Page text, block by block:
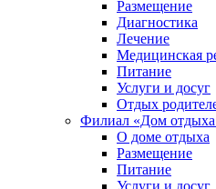
Размещение
Диагностика
Лечение
Медицинская
Питание
Услуги и досуг
Отдых
Филиал «Дом отдыха
О доме отдыха
Размещение
Питание